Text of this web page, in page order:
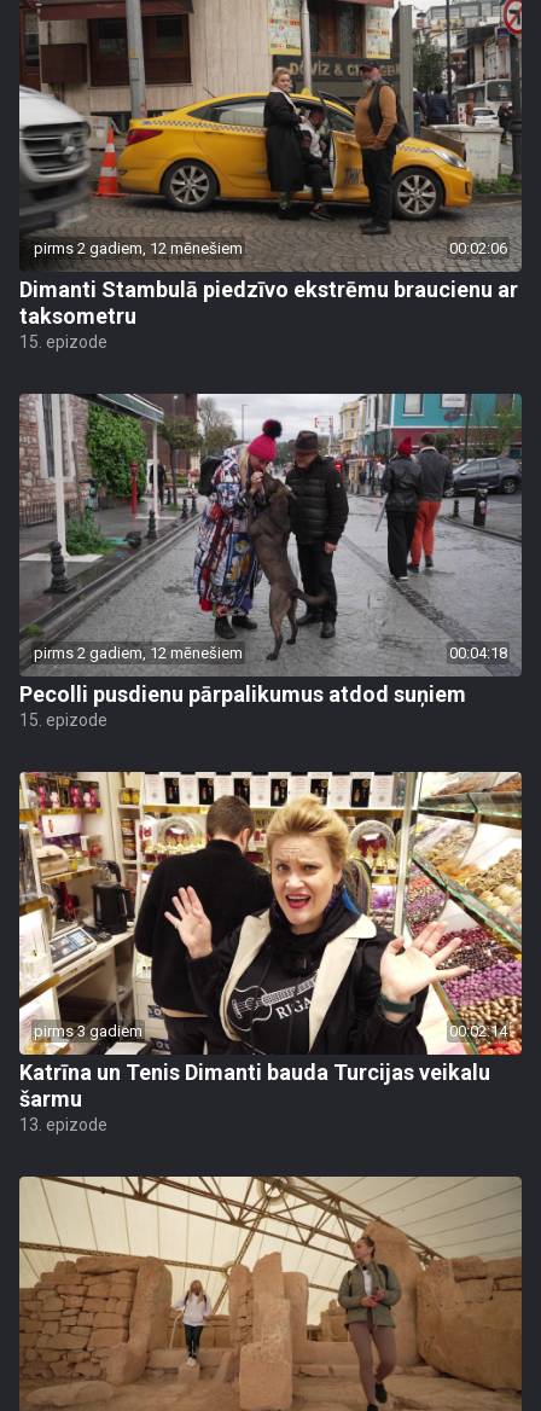
pirms 2 gadiem, 12 mēnešiem 00:02:06
Dimanti Stambulā piedzīvo ekstrēmu braucienu ar
taksometru
15. epizode
pirms 2 gadiem, 12 mēnešiem 00:04:18
Pecolli pusdienu pārpalikumus atdod suņiem
15. epizode
pirms 3 gadiem 00:02:14
Katrīna un Tenis Dimanti bauda Turcijas veikalu
šarmu
13. epizode